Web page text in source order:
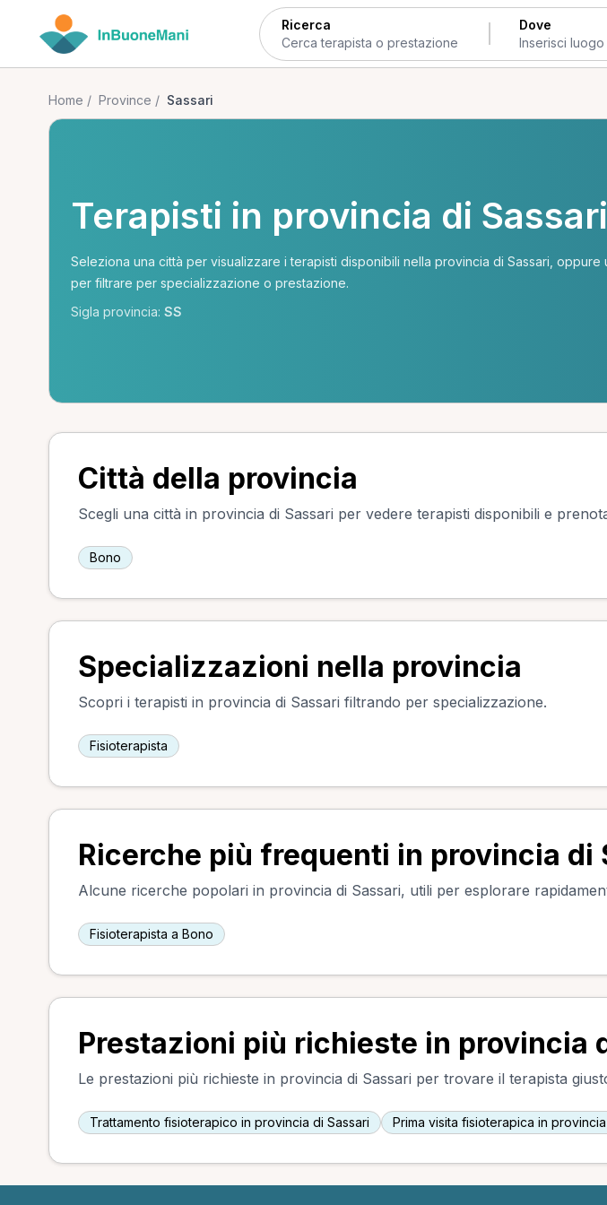
Ricerca Dove
Home / Province / Sassari
Terapisti in provincia di Sassari
Seleziona una città per visualizzare i terapisti disponibili nella provincia di Sassari,
per filtrare per specializzazione o prestazione.
Sigla provincia: SS
Città della provincia
Scegli una città in provincia di Sassari per vedere terapisti disponibili e
Bono
Specializzazioni nella provincia
Scopri i terapisti in provincia di Sassari filtrando per specializzazione.
Fisioterapista
Ricerche più frequenti in provincia di
Alcune ricerche popolari in provincia di Sassari, utili per esplorare
Fisioterapista a Bono
Prestazioni più richieste in provincia
Le prestazioni più richieste in provincia di Sassari per trovare il terapista
Trattamento fisioterapico in provincia di Sassari Prima visita fisioterapica in